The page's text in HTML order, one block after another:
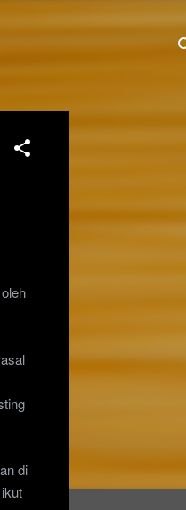
di